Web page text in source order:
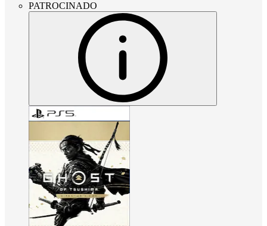
PATROCINADO